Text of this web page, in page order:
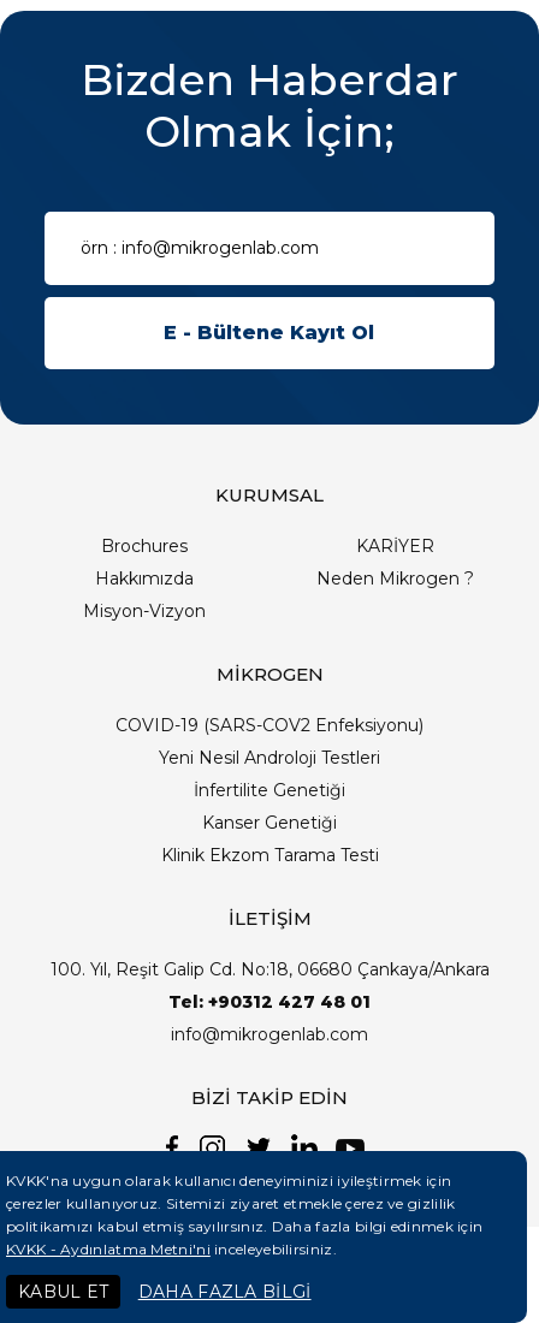
Bizden Haberdar
Olmak İçin;
KURUMSAL
Brochures
KARİYER
Hakkımızda
Neden Mikrogen ?
Misyon-Vizyon
MİKROGEN
COVID-19 (SARS-COV2 Enfeksiyonu)
Yeni Nesil Androloji Testleri
İnfertilite Genetiği
Kanser Genetiği
Klinik Ekzom Tarama Testi
İLETİŞİM
100. Yıl, Reşit Galip Cd. No:18, 06680 Çankaya/Ankara
Tel: +90312 427 48 01
info@mikrogenlab.com
BİZİ TAKİP EDİN
Teknobay (+90 444 5 331)
KVKK'na uygun olarak kullanıcı deneyiminizi iyileştirmek için
çerezler kullanıyoruz. Sitemizi ziyaret etmekle çerez ve gizlilik
politikamızı kabul etmiş sayılırsınız. Daha fazla bilgi edinmek için
KVKK - Aydınlatma Metni'ni inceleyebilirsiniz.
KABUL ET DAHA FAZLA BİLGİ